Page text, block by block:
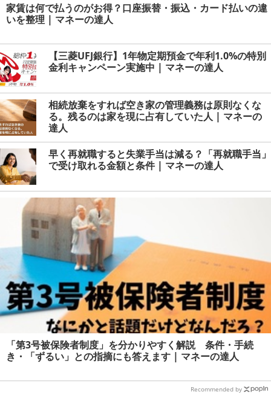
家賃は何で払うのがお得？口座振替・振込・カード払いの違
いを整理 | マネーの達人
【三菱UFJ銀行】1年物定期預金で年利1.0%の特別
金利キャンペーン実施中 | マネーの達人
相続放棄をすれば空き家の管理義務は原則なくな
る。残るのは家を現に占有していた人 | マネーの
達人
早く再就職すると失業手当は減る？「再就職手当」
で受け取れる金額と条件 | マネーの達人
「第3号被保険者制度」を分かりやすく解説 条件・手続
き・「ずるい」との指摘にも答えます | マネーの達人
Recommended by